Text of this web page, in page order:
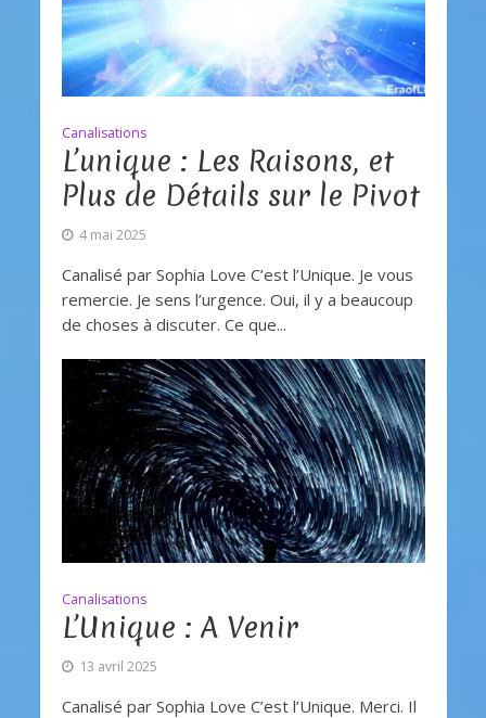
Canalisations
L’unique : Les Raisons, et
Plus de Détails sur le Pivot
4 mai 2025
Canalisé par Sophia Love C’est l’Unique. Je vous
remercie. Je sens l’urgence. Oui, il y a beaucoup
de choses à discuter. Ce que...
Canalisations
L’Unique : A Venir
13 avril 2025
Canalisé par Sophia Love C’est l’Unique. Merci. Il